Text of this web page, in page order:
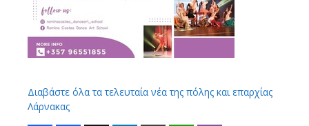
Διαβάστε όλα τα τελευταία νέα της πόλης και επαρχίας
Λάρνακας